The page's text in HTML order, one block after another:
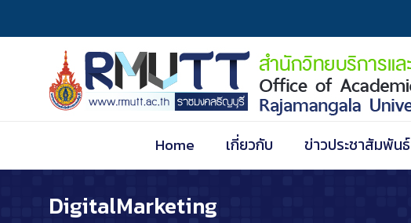
Home เกี่ยวกับ ข่าวประชาสัมพันธ์
DigitalMarketing